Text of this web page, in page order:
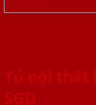
Tủ nội thất
SGD